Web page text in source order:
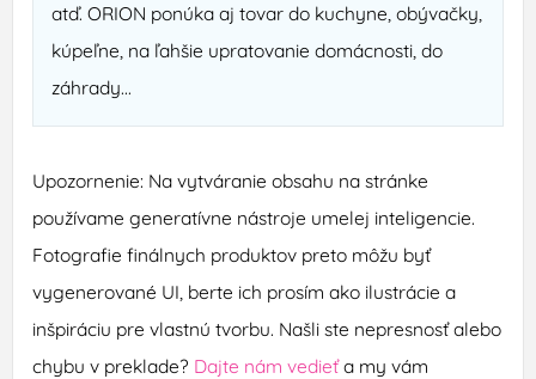
atď. ORION ponúka aj tovar do kuchyne, obývačky,
kúpeľne, na ľahšie upratovanie domácnosti, do
záhrady...
Upozornenie: Na vytváranie obsahu na stránke
používame generatívne nástroje umelej inteligencie.
Fotografie finálnych produktov preto môžu byť
vygenerované UI, berte ich prosím ako ilustrácie a
inšpiráciu pre vlastnú tvorbu. Našli ste nepresnosť alebo
chybu v preklade? Dajte nám vedieťa my vám